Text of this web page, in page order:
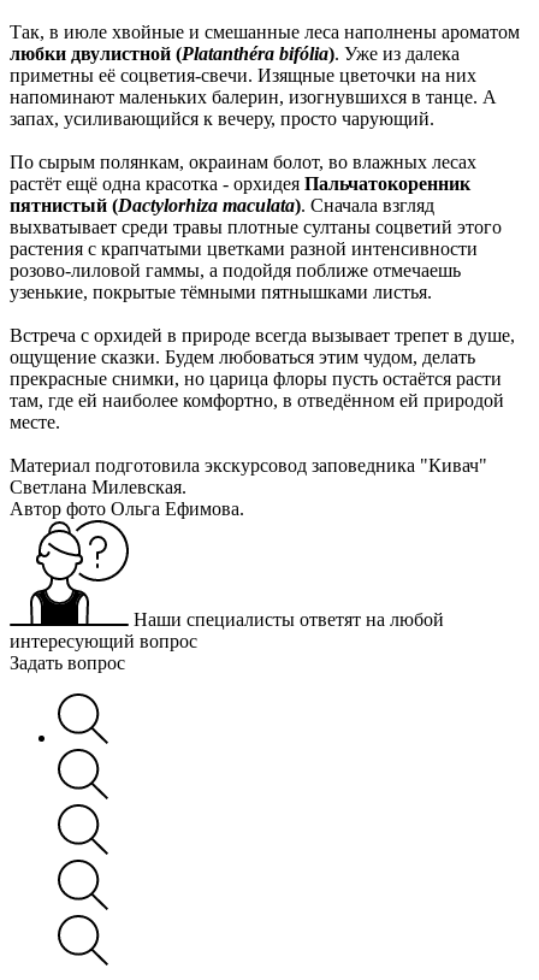
Так, в июле хвойные и смешанные леса наполнены ароматом
любки двулистной (Platanthéra bifólia). Уже из далека
приметны её соцветия-свечи. Изящные цветочки на них
напоминают маленьких балерин, изогнувшихся в танце. А
запах, усиливающийся к вечеру, просто чарующий.
По сырым полянкам, окраинам болот, во влажных лесах
растёт ещё одна красотка - орхидея Пальчатокоренник
пятнистый (Dactylorhiza maculata). Сначала взгляд
выхватывает среди травы плотные султаны соцветий этого
растения с крапчатыми цветками разной интенсивности
розово-лиловой гаммы, а подойдя поближе отмечаешь
узенькие, покрытые тёмными пятнышками листья.
Встреча с орхидей в природе всегда вызывает трепет в душе,
ощущение сказки. Будем любоваться этим чудом, делать
прекрасные снимки, но царица флоры пусть остаётся расти
там, где ей наиболее комфортно, в отведённом ей природой
месте.
Материал подготовила экскурсовод заповедника "Кивач"
Светлана Милевская.
Автор фото Ольга Ефимова.
Наши специалисты ответят на любой
интересующий вопрос
Задать вопрос